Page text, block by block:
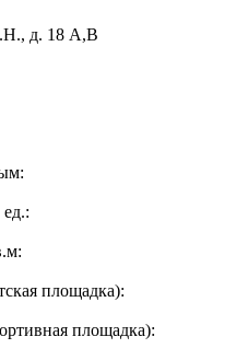
д. 18 А,В
площадка):
площадка):